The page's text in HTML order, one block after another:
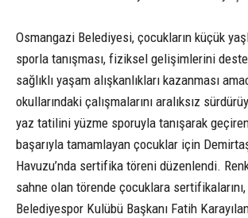
Osmangazi Belediyesi, çocukların küçük
sporla tanışması, fiziksel gelişimlerini
sağlıklı yaşam alışkanlıkları kazanması
okullarındaki çalışmalarını aralıksız
yaz tatilini yüzme sporuyla tanışarak
başarıyla tamamlayan çocuklar için
Havuzu’nda sertifika töreni düzenlendi.
sahne olan törende çocuklara
Belediyespor Kulübü Başkanı Fatih